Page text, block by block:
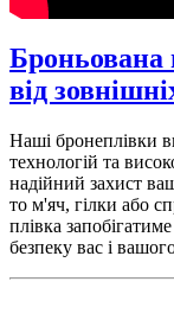
Броньована
від
Наші бронеплівки
технологій та
надійний захист
то м'яч, гілки або
плівка
безпеку вас і